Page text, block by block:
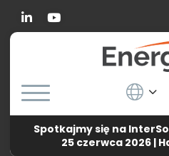
Spotkajmy się na
25 czerwca 2026 |
Energy5-Aktualności-
pokrytym